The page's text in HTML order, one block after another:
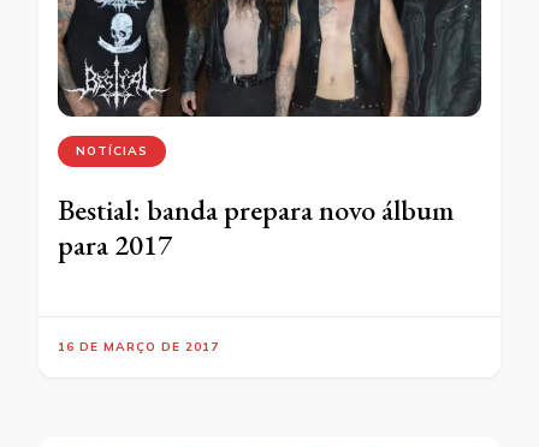
NOTÍCIAS
Bestial: banda prepara novo álbum
para 2017
16 DE MARÇO DE 2017